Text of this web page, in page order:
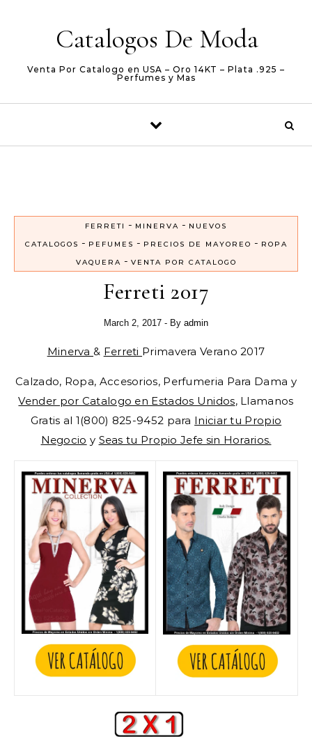
Catalogos De Moda
Venta Por Catalogo en USA – Oro 14KT – Plata .925 –
Perfumes y Mas
FERRETI - MINERVA - NUEVOS
CATALOGOS - PEFUMES - PRECIOS DE MAYOREO - ROPA
VAQUERA - VENTA POR CATALOGO
Ferreti 2017
March 2, 2017 - By admin
Minerva & Ferreti Primavera Verano 2017
Calzado, Ropa, Accesorios, Perfumeria Para Dama y
Vender por Catalogo en Estados Unidos, Llamanos
Gratis al 1(800) 825-9452 para Iniciar tu Propio
Negocio y Seas tu Propio Jefe sin Horarios.